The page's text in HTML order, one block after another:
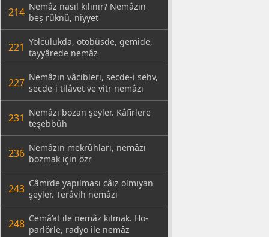
214 Nemâz nasıl kılınır? Nemâzın
beş rüknü, niyyet
221 Yolculukda, otobüsde, gemide,
tayyârede nemâz
227 Nemâzın vâcibleri, secde-i sehv,
secde-i tilâvet ve vitr nemâzı
231 Nemâzı bozan şeyler. Kâfirlere
teşebbüh
236 Nemâzın mekrûhları, nemâzı
bozmak için özr
243 Câmi’de yapılması câiz olmıyan
şeyler. Terâvih nemâzı
248 Cemâ’at ile nemâz kılmak. Ho-
parlörle, radyo ile nemâz